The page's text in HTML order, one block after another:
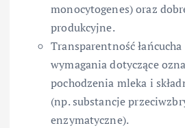
monocytogenes) oraz
produkcyjne.
Transparentność
wymagania dotyczące
pochodzenia mleka i
(np. substancje
enzymatyczne).